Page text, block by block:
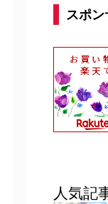
スポン
人気記